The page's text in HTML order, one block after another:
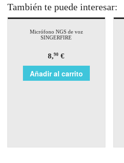
También te puede interesar:
Micrófono NGS de voz
SINGERFIRE
8,90 €
Añadir al carrito